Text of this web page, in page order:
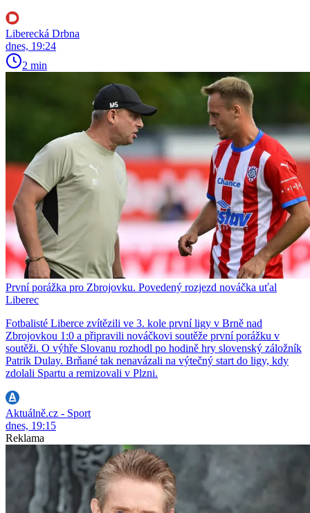
Liberecká Drbna
dnes, 19:24
2 min
První porážka pro Zbrojovku. Povedený rozjezd nováčka uťal
Liberec
Fotbalisté Liberce zvítězili ve 3. kole první ligy v Brně nad
Zbrojovkou 1:0 a připravili nováčkovi soutěže první porážku v
soutěži. O výhře Slovanu rozhodl po hodině hry slovenský záložník
Patrik Dulay. Brňané tak nenavázali na výtečný start do ligy, kdy
zdolali Spartu a remizovali v Plzni.
Aktuálně.cz - Sport
dnes, 19:15
Reklama